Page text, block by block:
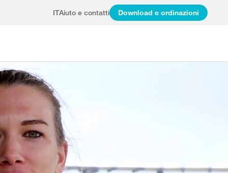
ITAiuto e contatti Download e ordinazioni